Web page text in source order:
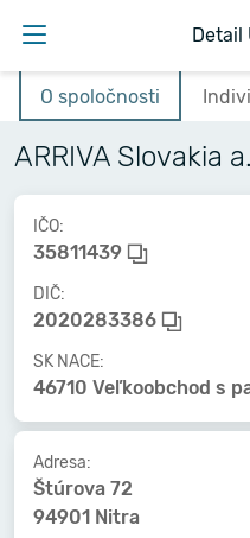
Detail
O spoločnosti
ARRIVA Slovakia
IČO:
35811439
DIČ:
2020283386
SK NACE:
46710 Veľkoobchod s
Adresa:
Štúrova 72
94901 Nitra